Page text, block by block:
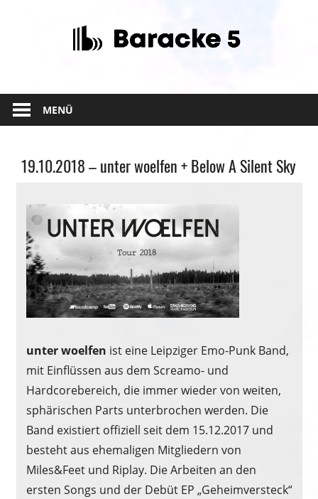
MENÜ
Allgemein
19.10.2018 – unter woelfen + Below A Silent Sky
unter woelfen ist eine Leipziger Emo-Punk Band,
mit Einflüssen aus dem Screamo- und
Hardcorebereich, die immer wieder von weiten,
sphärischen Parts unterbrochen werden. Die
Band existiert offiziell seit dem 15.12.2017 und
besteht aus ehemaligen Mitgliedern von
Miles&Feet und Riplay. Die Arbeiten an den
ersten Songs und der Debüt EP „Geheimversteck“